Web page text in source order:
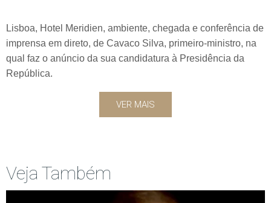
Lisboa, Hotel Meridien, ambiente, chegada e conferência de
imprensa em direto, de Cavaco Silva, primeiro-ministro, na
qual faz o anúncio da sua candidatura à Presidência da
República.
VER MAIS
Veja Também